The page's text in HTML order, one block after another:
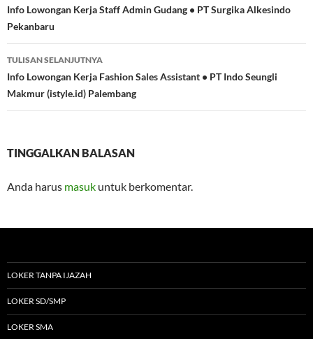
Tulisan
Info Lowongan Kerja Staff Admin Gudang • PT Surgika Alkesindo
Pekanbaru
TULISAN SELANJUTNYA
Info Lowongan Kerja Fashion Sales Assistant • PT Indo Seungli
Makmur (istyle.id) Palembang
TINGGALKAN BALASAN
Anda harus masuk untuk berkomentar.
LOKER TANPA IJAZAH
LOKER SD/SMP
LOKER SMA